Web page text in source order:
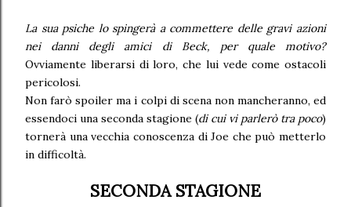
La sua psiche lo spingerà a commettere delle gravi azioni
nei danni degli amici di Beck, per quale motivo?
Ovviamente liberarsi di loro, che lui vede come ostacoli
pericolosi.
Non farò spoiler ma i colpi di scena non mancheranno, ed
essendoci una seconda stagione (di cui vi parlerò tra poco)
tornerà una vecchia conoscenza di Joe che può metterlo
in difficoltà.
SECONDA STAGIONE